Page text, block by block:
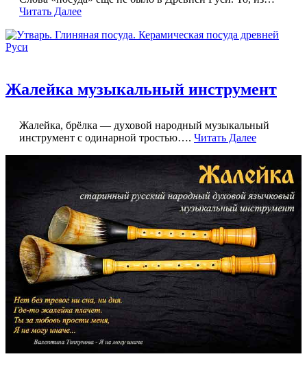
Читать Далее
Жалейка музыкальный инструмент
Жалейка, брёлка — духовой народный музыкальный
инструмент с одинарной тростью…. Читать Далее